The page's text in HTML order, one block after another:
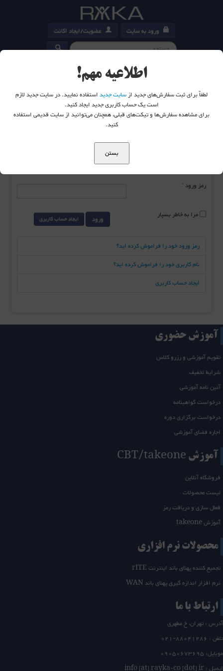
ورود به سایت عضویت/ایجاد اکانت
کارت خرید
شما اینجا هستید:خانه ورود به سایت
رمز ورود *
مرا به خاطر بسپار ورود ایجاد حساب کاربری
رمز ورود خود را فراموش کرده اید؟
نام کاربری خود را فراموش کرده اید؟
ایجاد حساب کاربری
آموزش حضوری
تقویم آموزشی و رزرو کلاس
شرایط تخفیف
آئین نامه آموزشی
درخواست گواهینامه
درخواست برگزاری دوره
اجاره فضای آموزشی
آموزش CBT/takeone
فروشگاه آنلاین
لیست محصولات
فعال سازی و دریافت رمز
آموزش takeone
محصولات نرم افزاری
تجمیع کننده پهنای باند اینترنت rITE
نرم افزار اندازه گیری پهنای باند WAN
ارتباط با ما
آدرس : تهران، خ مطهری
تلفن : 21-88041286
0
موبایل: 09050673695
ایمیل : info [at] rayka-co [dot] ir
اطلاعیه مهم!
لطفاً برای ثبت سفارش‌های جدید ازسایت جدیداستفاده نمایید. در سایت جدید لازم
است یک حساب کاربری جدید ایجاد کنید.
برای مشاهده سفارش‌ها و تیکت‌های قبلی، همچنان می‌توانید از سایت قدیمی استفاده
کنید.
بستن